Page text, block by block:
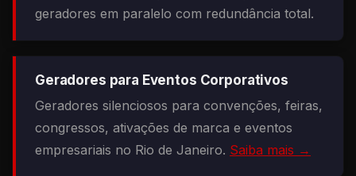
geradores em paralelo com redundância total.
Geradores para Eventos Corporativos
Geradores silenciosos para convenções, feiras,
congressos, ativações de marca e eventos
empresariais no Rio de Janeiro. Saiba mais →